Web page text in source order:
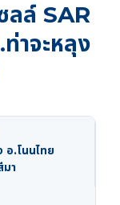
ลล์ SAR
าจะหลุง
อ.โนนไทย
มา